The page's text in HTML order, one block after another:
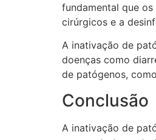
fundamental que
cirúrgicos e a
A inativação de
doenças como
de patógenos,
Conclusão
A inativação de